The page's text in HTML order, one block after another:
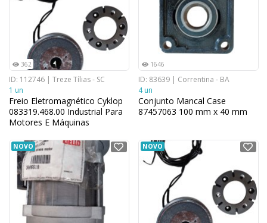
362
ID: 112746 | Treze Tílias - SC
1 un
Freio Eletromagnético Cyklop
083319.468.00 Industrial Para
Motores E Máquinas
1646
ID: 83639 | Correntina - BA
4 un
Conjunto Mancal Case
87457063 100 mm x 40 mm
NOVO NOVO